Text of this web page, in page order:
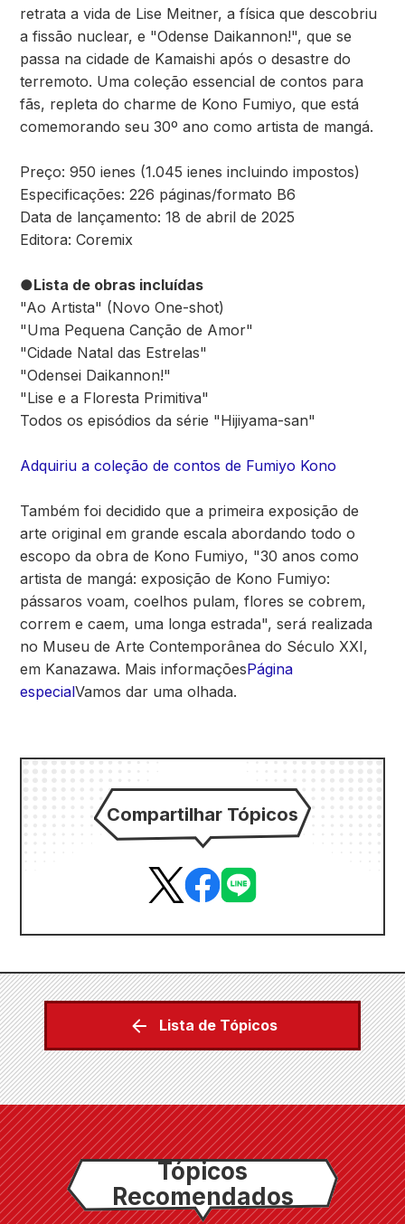
retrata a vida de Lise Meitner, a física que descobriu
a fissão nuclear, e "Odense Daikannon!", que se
passa na cidade de Kamaishi após o desastre do
terremoto. Uma coleção essencial de contos para
fãs, repleta do charme de Kono Fumiyo, que está
comemorando seu 30º ano como artista de mangá.
Preço: 950 ienes (1.045 ienes incluindo impostos)
Especificações: 226 páginas/formato B6
Data de lançamento: 18 de abril de 2025
Editora: Coremix
●Lista de obras incluídas
"Ao Artista" (Novo One-shot)
"Uma Pequena Canção de Amor"
"Cidade Natal das Estrelas"
"Odensei Daikannon!"
"Lise e a Floresta Primitiva"
Todos os episódios da série "Hijiyama-san"
Adquiriu a coleção de contos de Fumiyo Kono
Também foi decidido que a primeira exposição de
arte original em grande escala abordando todo o
escopo da obra de Kono Fumiyo, "30 anos como
artista de mangá: exposição de Kono Fumiyo:
pássaros voam, coelhos pulam, flores se cobrem,
correm e caem, uma longa estrada", será realizada
no Museu de Arte Contemporânea do Século XXI,
em Kanazawa. Mais informaçõesPágina
especialVamos dar uma olhada.
Compartilhar Tópicos
Lista de Tópicos
Tópicos
Recomendados